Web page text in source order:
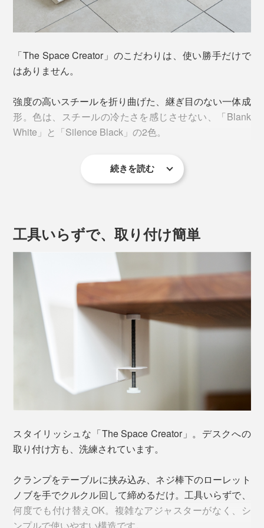
ポイントは、「隠さない」「詰まらない」デザイン。
左右・上部が開いているから、入っているものがすぐに
識別できる。底を斜めにすることで、同じサイズの書類
を入れても自然とズレが生じて、いっぱいに入れたとし
さりげない形状の工夫で、使いやすさをデザインしてい
cm。A4の書類（21×29.7cm）がちょうど収まります
が、レターパックなどちょっと大きめのものでも、左右
「The Space Creator」のこだわりは、使い勝手だけで
はありません。
強度の高いスチールを折り曲げた、継ぎ目のない一体成
形。色は、スチールの冷たさを感じさせない、「Blank
White」と「Silence Black」の2色。
真っ白ではなくグレージュを混ぜたような白、真っ黒で
表面は、微細な凹凸をつけた塗装加工。光沢感を抑えつ
つ、マットになりすぎない絶妙な風合いで、スチールに
も木にも合わせやすい質感。キズも目立ちにくくなって
います。
角を丸く加工し、スチールの断面もなめらかに面取りし
て、安全面にも配慮しています。
続きを読む
工具いらずで、取り付け簡単
スタイリッシュな「The Space Creator」。デスクへの
取り付け方も、洗練されています。
クランプをテーブルに挟み込み、ネジ棒下のローレット
ノブを手でクルクル回して締めるだけ。工具いらずで、
何度でも付け替えOK。複雑なアジャスターがなく、シ
ンプルで使いやすい構造です。